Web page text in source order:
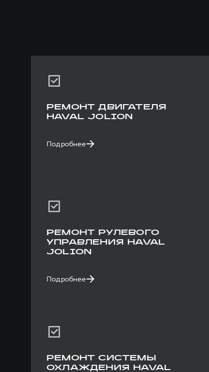
РЕМОНТ ДВИГАТЕЛЯ
HAVAL JOLION
Подробнее
РЕМОНТ РУЛЕВОГО
УПРАВЛЕНИЯ HAVAL
JOLION
Подробнее
РЕМОНТ СИСТЕМЫ
ОХЛАЖДЕНИЯ HAVAL